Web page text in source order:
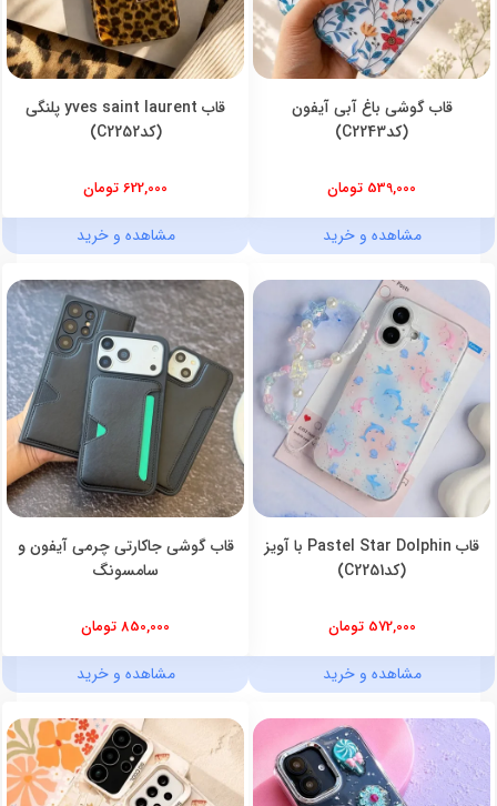
قاب گوشی باغ آبی آیفون
(کدC2243)
539,000 تومان
مشاهده و خرید
قاب yves saint laurent پلنگی
(کدC2252)
622,000 تومان
مشاهده و خرید
قاب Pastel Star Dolphin با آویز
(کدC2251)
572,000 تومان
مشاهده و خرید
قاب گوشی جاکارتی چرمی آیفون و
سامسونگ
850,000 تومان
مشاهده و خرید